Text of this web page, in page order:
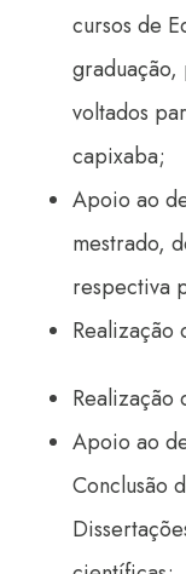
cursos de
graduação,
voltados
capixaba;
Apoio ao
mestrado,
respectiva
Realização
Realização
Apoio ao
Conclusão